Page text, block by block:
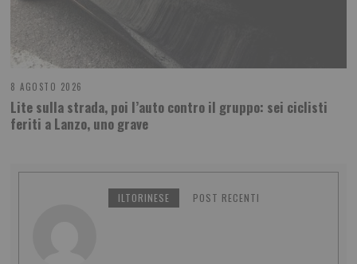
8 AGOSTO 2026
Lite sulla strada, poi l’auto contro il gruppo: sei ciclisti
feriti a Lanzo, uno grave
ILTORINESE POST RECENTI